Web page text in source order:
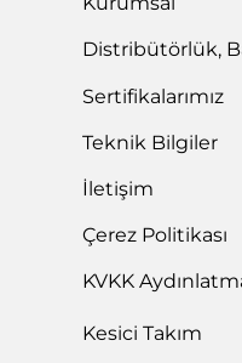
Distribütörlük,
Sertifikalarımız
Teknik Bilgiler
İletişim
Çerez Politikası
KVKK
Kesici Takım